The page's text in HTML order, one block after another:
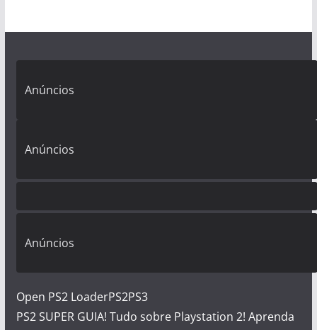
Anúncios
Anúncios
Anúncios
Open PS2 LoaderPS2PS3
PS2 SUPER GUIA! Tudo sobre Playstation 2! Aprenda